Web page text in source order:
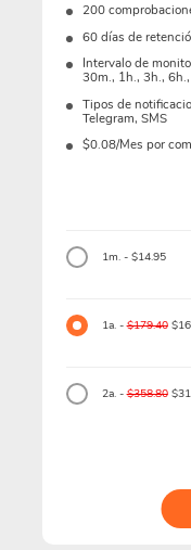
200
60 días de
Intervalo de
30m., 1h., 3h.,
Tipos de
Telegram, SMS
$0.08/Mes por
1m. - $14.95
1a. -$179.40
2a. -$358.80